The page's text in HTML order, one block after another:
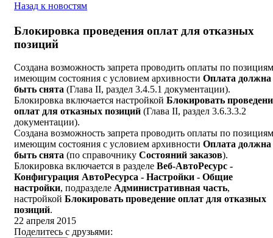
Назад к новостям
Блокировка проведения оплат для отказных
позиций
Создана возможность запрета проводить оплаты по
имеющим состояния с условием архивности Оплата должна
быть снята (Глава II, раздел 3.4.5.1 документации).
Блокировка включается настройкой Блокировать
оплат для отказных позиций (Глава II, раздел 3.6.3.3.2
документации).
Создана возможность запрета проводить оплаты по
имеющим состояния с условием архивности Оплата должна
быть снята (по справочнику Состояний заказов).
Блокировка включается в разделе Веб-АвтоРесурс -
Конфигурация АвтоРесурса - Настройки - Общие
настройки, подразделе Административная часть,
настройкой Блокировать проведение оплат для отказных
позиций.
22 апреля 2015
Поделитесь с друзьями: